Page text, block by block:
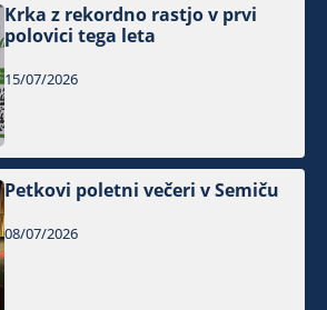
Krka z rekordno rastjo v prvi
polovici tega leta
15/07/2026
Petkovi poletni večeri v Semiču
08/07/2026